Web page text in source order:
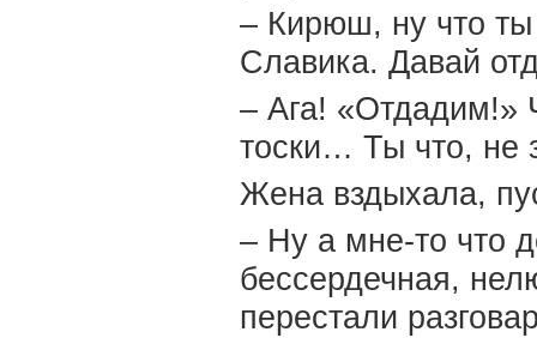
– Кирюш, ну что
Славика. Давай
– Ага! «Отдадим!»
тоски… Ты что, не
Жена вздыхала,
– Ну а мне-то что
бессердечная,
перестали